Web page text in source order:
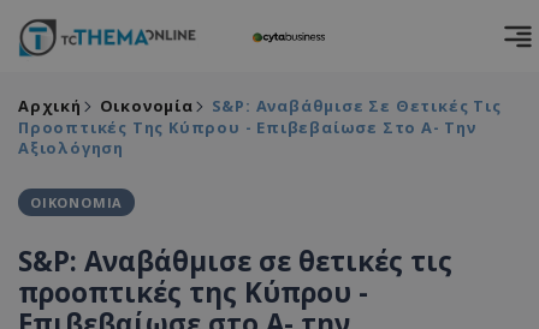
Αρχική Οικονομία
S&P: Αναβάθμισε Σε Θετικές Τις
Προοπτικές Της Κύπρου - Επιβεβαίωσε Στο Α- Την
Αξιολόγηση
ΟΙΚΟΝΟΜΙΑ
S&P: Αναβάθμισε σε θετικές τις
προοπτικές της Κύπρου -